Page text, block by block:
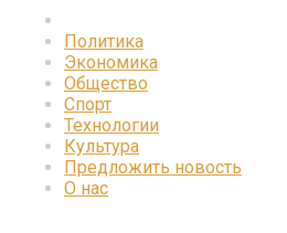
Политика
Экономика
Общество
Спорт
Технологии
Культура
Предложить новость
О нас